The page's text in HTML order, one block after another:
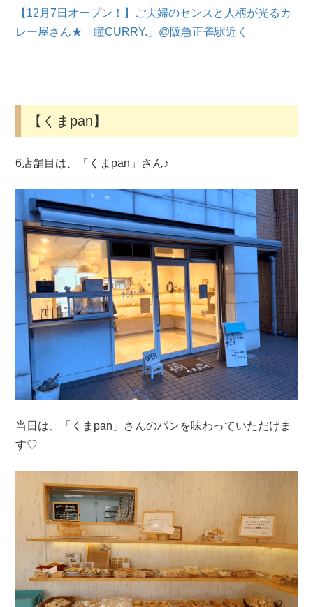
【12月7日オープン！】ご夫婦のセンスと人柄が光るカ
レー屋さん★「瞳CURRY.」@阪急正雀駅近く
【くまpan】
6店舗目は、「くまpan」さん♪
当日は、「くまpan」さんのパンを味わっていただけま
す♡